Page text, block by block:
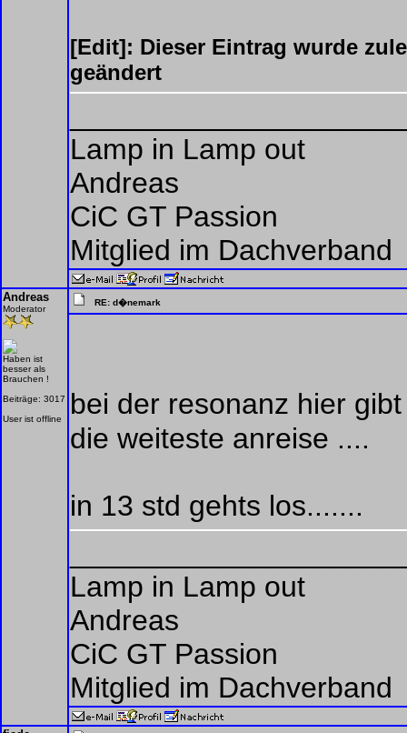
[Edit]: Dieser Eintrag wurde
geändert
Lamp in Lamp out
Andreas
CiC GT Passion
Mitglied im Dachverband
Andreas
Moderator
Haben ist
besser als
Brauchen !
Beiträge: 3017
User ist offline
RE: d�nemark
bei der resonanz hier
die weiteste anreise ....
in 13 std gehts los.......
Lamp in Lamp out
Andreas
CiC GT Passion
Mitglied im Dachverband